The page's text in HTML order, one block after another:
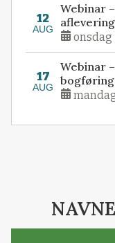
12
AUG
Webinar
onsdag
17
AUG
Webinar
bogføring